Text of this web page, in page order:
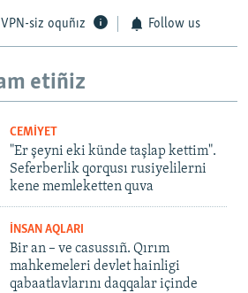
VPN-siz oquñız Follow us
etiñiz
CEMİYET
"Er şeyni eki künde taşlap kettim".
Seferberlik qorqusı rusiyelilerni
kene memleketten quva
İNSAN AQLARI
Bir an – ve casussıñ. Qırım
mahkemeleri devlet hainligi
qabaatlavlarını daqqalar içinde